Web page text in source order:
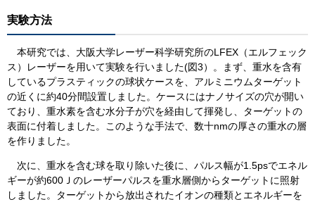
実験方法
本研究では、大阪大学レーザー科学研究所のLFEX（エルフェック
ス）レーザーを用いて実験を行いました(図3）。まず、重水を含有
しているプラスティックの球状ケースを、アルミニウムターゲット
の近くに約40分間設置しました。ケースにはナノサイズの穴が開い
ており、重水素を含む水分子が穴を経由して揮発し、ターゲットの
表面に付着しました。このような手法で、数十nmの厚さの重水の層
を作りました。
次に、重水を含む球を取り除いた後に、パルス幅が1.5psでエネル
ギーが約600Ｊのレーザーパルスを重水層側からターゲットに照射
しました。ターゲットから放出されたイオンの種類とエネルギーを